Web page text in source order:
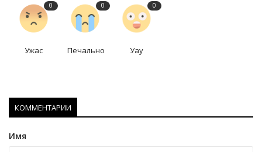
0
Ужас
0
Печально
0
Уау
КОММЕНТАРИИ
Имя